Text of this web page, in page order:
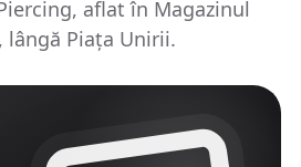
aflat în Magazinul
lângă Piața Unirii.